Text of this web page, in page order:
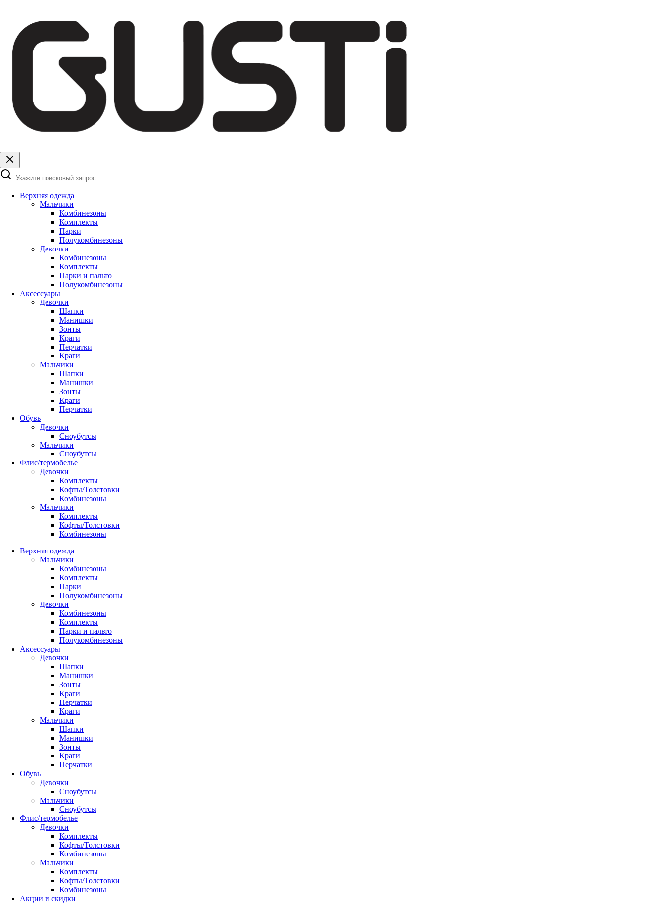
Верхняя одежда
Мальчики
Комбинезоны
Комплекты
Парки
Полукомбинезоны
Девочки
Комбинезоны
Комплекты
Парки и пальто
Полукомбинезоны
Аксессуары
Девочки
Шапки
Манишки
Зонты
Краги
Перчатки
Краги
Мальчики
Шапки
Манишки
Зонты
Краги
Перчатки
Обувь
Девочки
Сноубутсы
Мальчики
Сноубутсы
Флис/термобелье
Девочки
Комплекты
Кофты/Толстовки
Комбинезоны
Мальчики
Комплекты
Кофты/Толстовки
Комбинезоны
Верхняя одежда
Мальчики
Комбинезоны
Комплекты
Парки
Полукомбинезоны
Девочки
Комбинезоны
Комплекты
Парки и пальто
Полукомбинезоны
Аксессуары
Девочки
Шапки
Манишки
Зонты
Краги
Перчатки
Краги
Мальчики
Шапки
Манишки
Зонты
Краги
Перчатки
Обувь
Девочки
Сноубутсы
Мальчики
Сноубутсы
Флис/термобелье
Девочки
Комплекты
Кофты/Толстовки
Комбинезоны
Мальчики
Комплекты
Кофты/Толстовки
Комбинезоны
Акции и скидки